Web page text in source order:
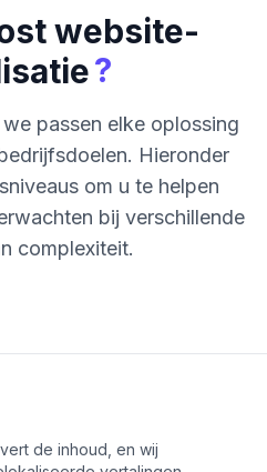
website-
?
passen elke oplossing
Hieronder
om u te helpen
bij verschillende
complexiteit.
de inhoud, en wij